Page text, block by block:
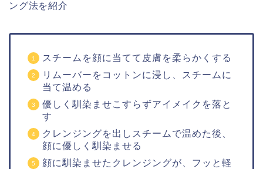
ング法を紹介
スチームを顔に当てて皮膚を柔らかくする
リムーバーをコットンに浸し、スチームに
当て温める
優しく馴染ませこすらずアイメイクを落と
す
クレンジングを出しスチームで温めた後、
顔に優しく馴染ませる
顔に馴染ませたクレンジングが、フッと軽